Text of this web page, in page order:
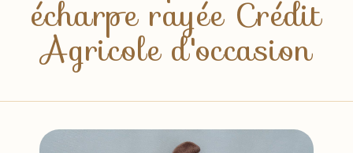
écharpe rayée Crédit
Agricole d'occasion